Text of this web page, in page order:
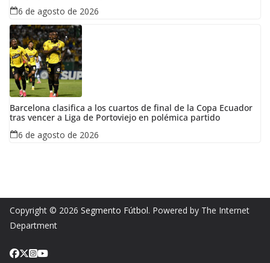
6 de agosto de 2026
Barcelona clasifica a los cuartos de final de la Copa Ecuador
tras vencer a Liga de Portoviejo en polémica partido
6 de agosto de 2026
Copyright © 2026 Segmento Fútbol. Powered by The Internet
Department